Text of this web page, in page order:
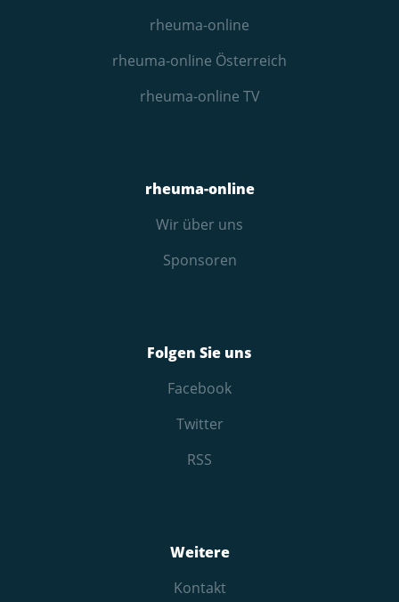
rheuma-online
rheuma-online Österreich
rheuma-online TV
rheuma-online
Wir über uns
Sponsoren
Folgen Sie uns
Facebook
Twitter
RSS
Weitere
Kontakt